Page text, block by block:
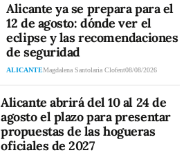
Alicante ya se prepara para el
12 de agosto: dónde ver el
eclipse y las recomendaciones
de seguridad
ALICANTEMagdalena Santolaria Clofent08/08/2026
Alicante abrirá del 10 al 24 de
agosto el plazo para presentar
propuestas de las hogueras
oficiales de 2027